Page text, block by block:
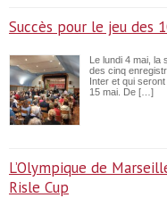
Succès pour le jeu des
Le lundi 4 mai, la
des cinq
Inter et qui
15 mai. De […]
L’Olympique de
Risle Cup